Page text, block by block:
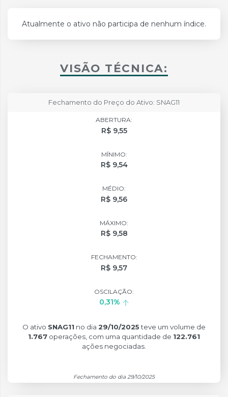
Atualmente o ativo não participa de nenhum índice.
VISÃO TÉCNICA:
Fechamento do Preço do Ativo: SNAG11
ABERTURA:
R$ 9,55
MÍNIMO:
R$ 9,54
MÉDIO:
R$ 9,56
MÁXIMO:
R$ 9,58
FECHAMENTO:
R$ 9,57
OSCILAÇÃO:
0,31%
O ativo SNAG11 no dia 29/10/2025teve um volume de
1.767 operações, com uma quantidade de 122.761
ações negociadas.
Fechamento do dia 29/10/2025